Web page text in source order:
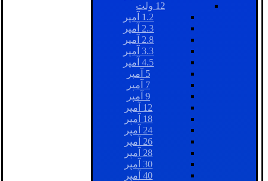
12 ولت
1.2 آمپر
2.3 آمپر
2.8 آمپر
3.3 آمپر
4.5 آمپر
5 آمپر
7 آمپر
9 آمپر
12 آمپر
18 آمپر
24 آمپر
26 آمپر
28 آمپر
30 آمپر
40 آمپر